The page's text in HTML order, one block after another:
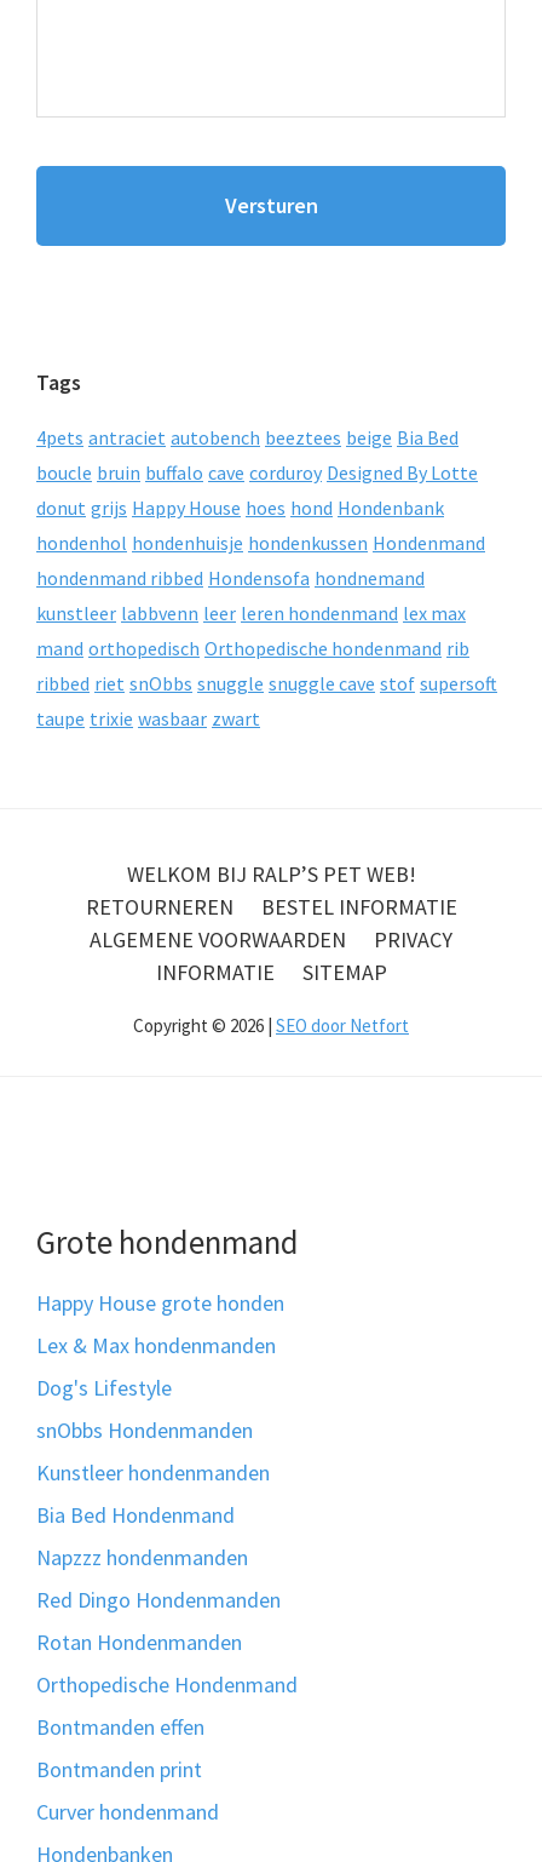
Tags
4pets antraciet autobench beeztees beige Bia Bed
boucle bruin buffalo cave corduroy Designed By Lotte
donut grijs Happy House hoes hond Hondenbank
hondenhol hondenhuisje hondenkussen Hondenmand
hondenmand ribbed Hondensofa hondnemand
kunstleer labbvenn leer leren hondenmand lex max
mand orthopedisch Orthopedische hondenmand rib
ribbed riet snObbs snuggle snuggle cave stof supersoft
taupe trixie wasbaar zwart
WELKOM BIJ RALP’S PET WEB!
RETOURNEREN
BESTEL INFORMATIE
ALGEMENE VOORWAARDEN
PRIVACY
INFORMATIE
SITEMAP
Copyright © 2026 | SEO door Netfort
Grote hondenmand
Happy House grote honden
Lex & Max hondenmanden
Dog's Lifestyle
snObbs Hondenmanden
Kunstleer hondenmanden
Bia Bed Hondenmand
Napzzz hondenmanden
Red Dingo Hondenmanden
Rotan Hondenmanden
Orthopedische Hondenmand
Bontmanden effen
Bontmanden print
Curver hondenmand
Hondenbanken